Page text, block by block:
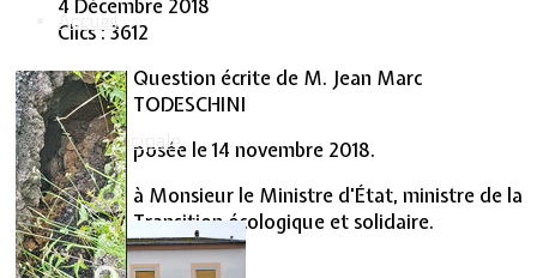
Accueil
Vie Municipale
4 Décembre 2018
Clics : 3612
Question écrite de M. Jean Marc
TODESCHINI
posée le 14 novembre 2018.
à Monsieur le Ministre d'État, ministre de la
Transition écologique et solidaire.